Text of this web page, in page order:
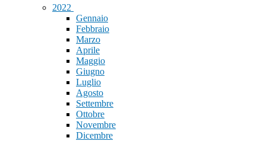
2022
Gennaio
Febbraio
Marzo
Aprile
Maggio
Giugno
Luglio
Agosto
Settembre
Ottobre
Novembre
Dicembre